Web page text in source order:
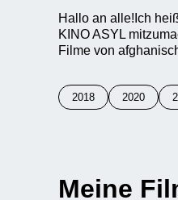
Hallo an alle!Ich
KINO ASYL
Filme von
2018 2020
Meine